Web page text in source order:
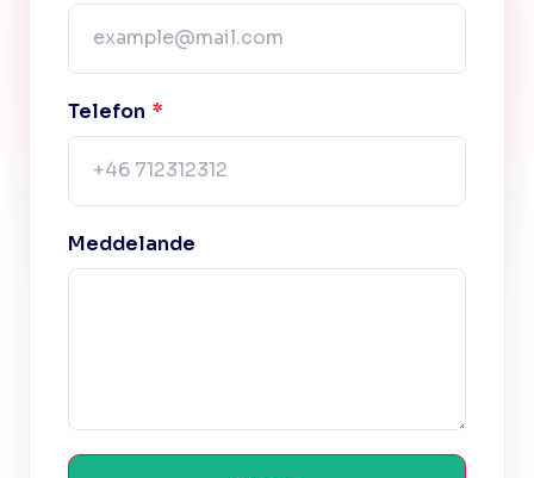
Telefon
Meddelande